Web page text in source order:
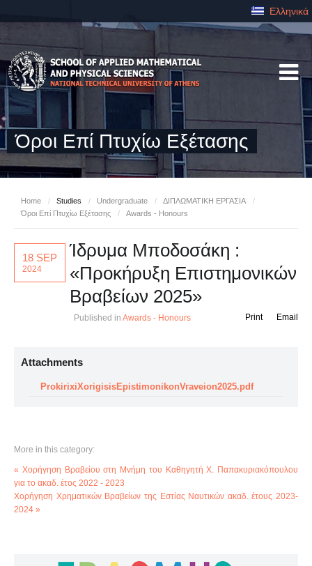
Ελληνικά
Όροι Επί Πτυχίω Εξέτασης
Home / Studies / Undergraduate / ΔΙΠΛΩΜΑΤΙΚΗ ΕΡΓΑΣΙΑ
/
Όροι Επί Πτυχίω Εξέτασης
/ Awards - Honours
18 SEP
2024
Ίδρυμα Μποδοσάκη :
«Προκήρυξη Επιστημονικών
Βραβείων 2025»
Published in Awards - Honours Email
Print
Attachments
ProkirixiXorigisisEpistimonikonVraveion2025.pdf
More in this category:
« Χορήγηση Βραβείου στη Μνήμη του Καθηγητή Χ. Παπακυριακόπουλου
για το ακαδ. έτος 2022 - 2023
Χορήγηση Χρηματικών Βραβείων της Εστίας Ναυτικών ακαδ. έτους 2023-
2024 »